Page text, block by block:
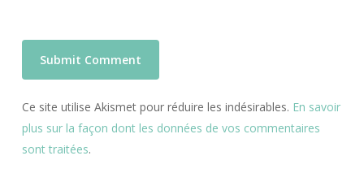
Ce site utilise Akismet pour réduire les indésirables. En savoir
plus sur la façon dont les données de vos commentaires
sont traitées.